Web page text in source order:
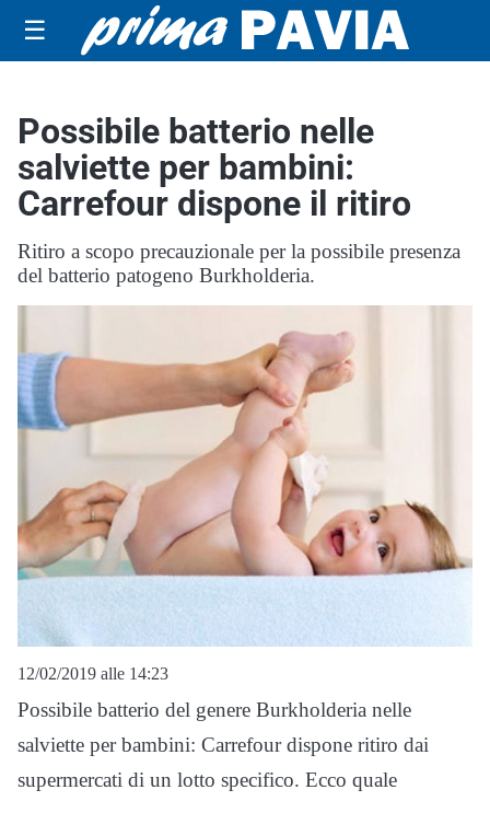
☰
Possibile batterio nelle
salviette per bambini:
Carrefour dispone il ritiro
Ritiro a scopo precauzionale per la possibile presenza
del batterio patogeno Burkholderia.
12/02/2019 alle 14:23
Possibile batterio del genere Burkholderia nelle
salviette per bambini: Carrefour dispone ritiro dai
supermercati di un lotto specifico. Ecco quale